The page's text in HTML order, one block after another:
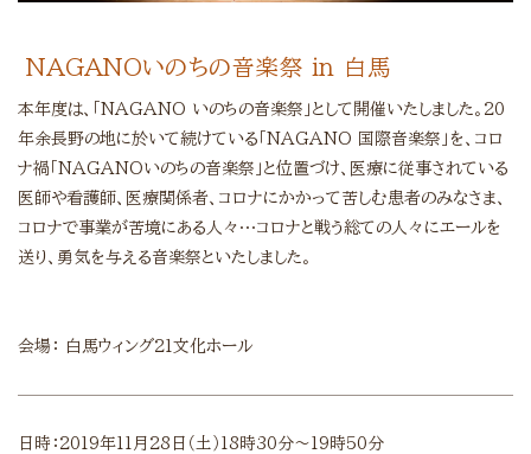
NAGANOいのちの音楽祭 in 白馬
本年度は、「NAGANO いのちの音楽祭」として開催いたしました。20
年余長野の地に於いて続けている「NAGANO 国際音楽祭」を、コロ
ナ禍「NAGANOいのちの音楽祭」と位置づけ、医療に従事されている
医師や看護師、医療関係者、コロナにかかって苦しむ患者のみなさま、
コロナで事業が苦境にある人々…コロナと戦う総ての人々にエールを
送り、勇気を与える音楽祭といたしました。
会場： 白馬ウィング21文化ホール
日時：2019年11月28日（土）18時30分～19時50分